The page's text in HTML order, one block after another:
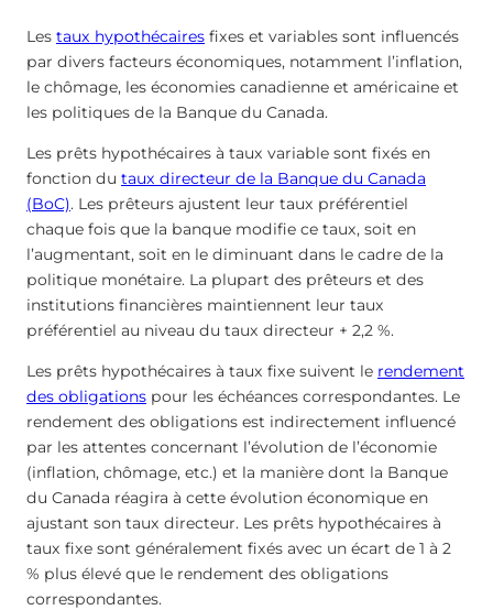
Les taux hypothécaires fixes et variables sont influencés
par divers facteurs économiques, notamment l’inflation,
le chômage, les économies canadienne et américaine et
les politiques de la Banque du Canada.
Les prêts hypothécaires à taux variable sont fixés en
fonction du taux directeur de la Banque du Canada
(BoC). Les prêteurs ajustent leur taux préférentiel
chaque fois que la banque modifie ce taux, soit en
l’augmentant, soit en le diminuant dans le cadre de la
politique monétaire. La plupart des prêteurs et des
institutions financières maintiennent leur taux
préférentiel au niveau du taux directeur + 2,2 %.
Les prêts hypothécaires à taux fixe suivent le rendement
des obligations pour les échéances correspondantes. Le
rendement des obligations est indirectement influencé
par les attentes concernant l’évolution de l’économie
(inflation, chômage, etc.) et la manière dont la Banque
du Canada réagira à cette évolution économique en
ajustant son taux directeur. Les prêts hypothécaires à
taux fixe sont généralement fixés avec un écart de 1 à 2
% plus élevé que le rendement des obligations
correspondantes.